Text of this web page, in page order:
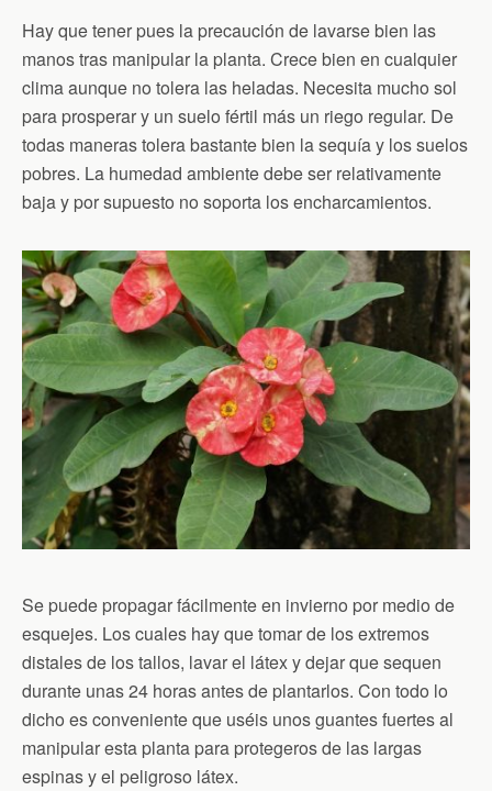
Hay que tener pues la precaución de lavarse bien las
manos tras manipular la planta. Crece bien en cualquier
clima aunque no tolera las heladas. Necesita mucho sol
para prosperar y un suelo fértil más un riego regular. De
todas maneras tolera bastante bien la sequía y los suelos
pobres. La humedad ambiente debe ser relativamente
baja y por supuesto no soporta los encharcamientos.
Se puede propagar fácilmente en invierno por medio de
esquejes. Los cuales hay que tomar de los extremos
distales de los tallos, lavar el látex y dejar que sequen
durante unas 24 horas antes de plantarlos. Con todo lo
dicho es conveniente que uséis unos guantes fuertes al
manipular esta planta para protegeros de las largas
espinas y el peligroso látex.